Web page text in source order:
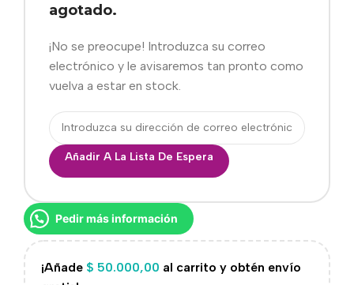
agotado.
¡No se preocupe! Introduzca su correo
electrónico y le avisaremos tan pronto como
vuelva a estar en stock.
Añadir A La Lista De Espera
Pedir más información
¡Añade $ 50.000,00 al carrito y obtén envío